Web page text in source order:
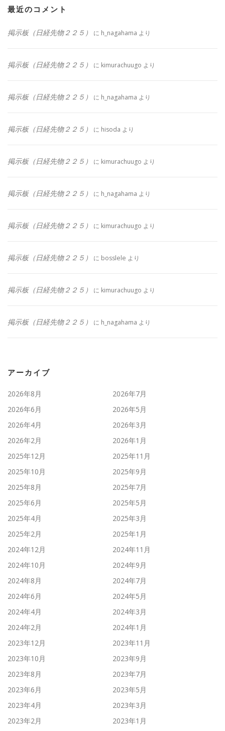
最近のコメント
掲示板（日経先物２２５） に h_nagahama より
掲示板（日経先物２２５） に kimurachuugo より
掲示板（日経先物２２５） に h_nagahama より
掲示板（日経先物２２５） に hisoda より
掲示板（日経先物２２５） に kimurachuugo より
掲示板（日経先物２２５） に h_nagahama より
掲示板（日経先物２２５） に kimurachuugo より
掲示板（日経先物２２５） に bosslele より
掲示板（日経先物２２５） に kimurachuugo より
掲示板（日経先物２２５） に h_nagahama より
アーカイブ
2026年8月
2026年7月
2026年6月
2026年5月
2026年4月
2026年3月
2026年2月
2026年1月
2025年12月
2025年11月
2025年10月
2025年9月
2025年8月
2025年7月
2025年6月
2025年5月
2025年4月
2025年3月
2025年2月
2025年1月
2024年12月
2024年11月
2024年10月
2024年9月
2024年8月
2024年7月
2024年6月
2024年5月
2024年4月
2024年3月
2024年2月
2024年1月
2023年12月
2023年11月
2023年10月
2023年9月
2023年8月
2023年7月
2023年6月
2023年5月
2023年4月
2023年3月
2023年2月
2023年1月